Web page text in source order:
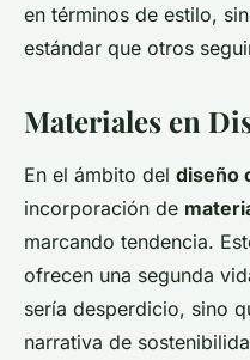
en términos de estilo,
estándar que otros
Materiales en
En el ámbito del diseño
incorporación de
marcando tendencia.
ofrecen una segunda
sería desperdicio, sino
narrativa de